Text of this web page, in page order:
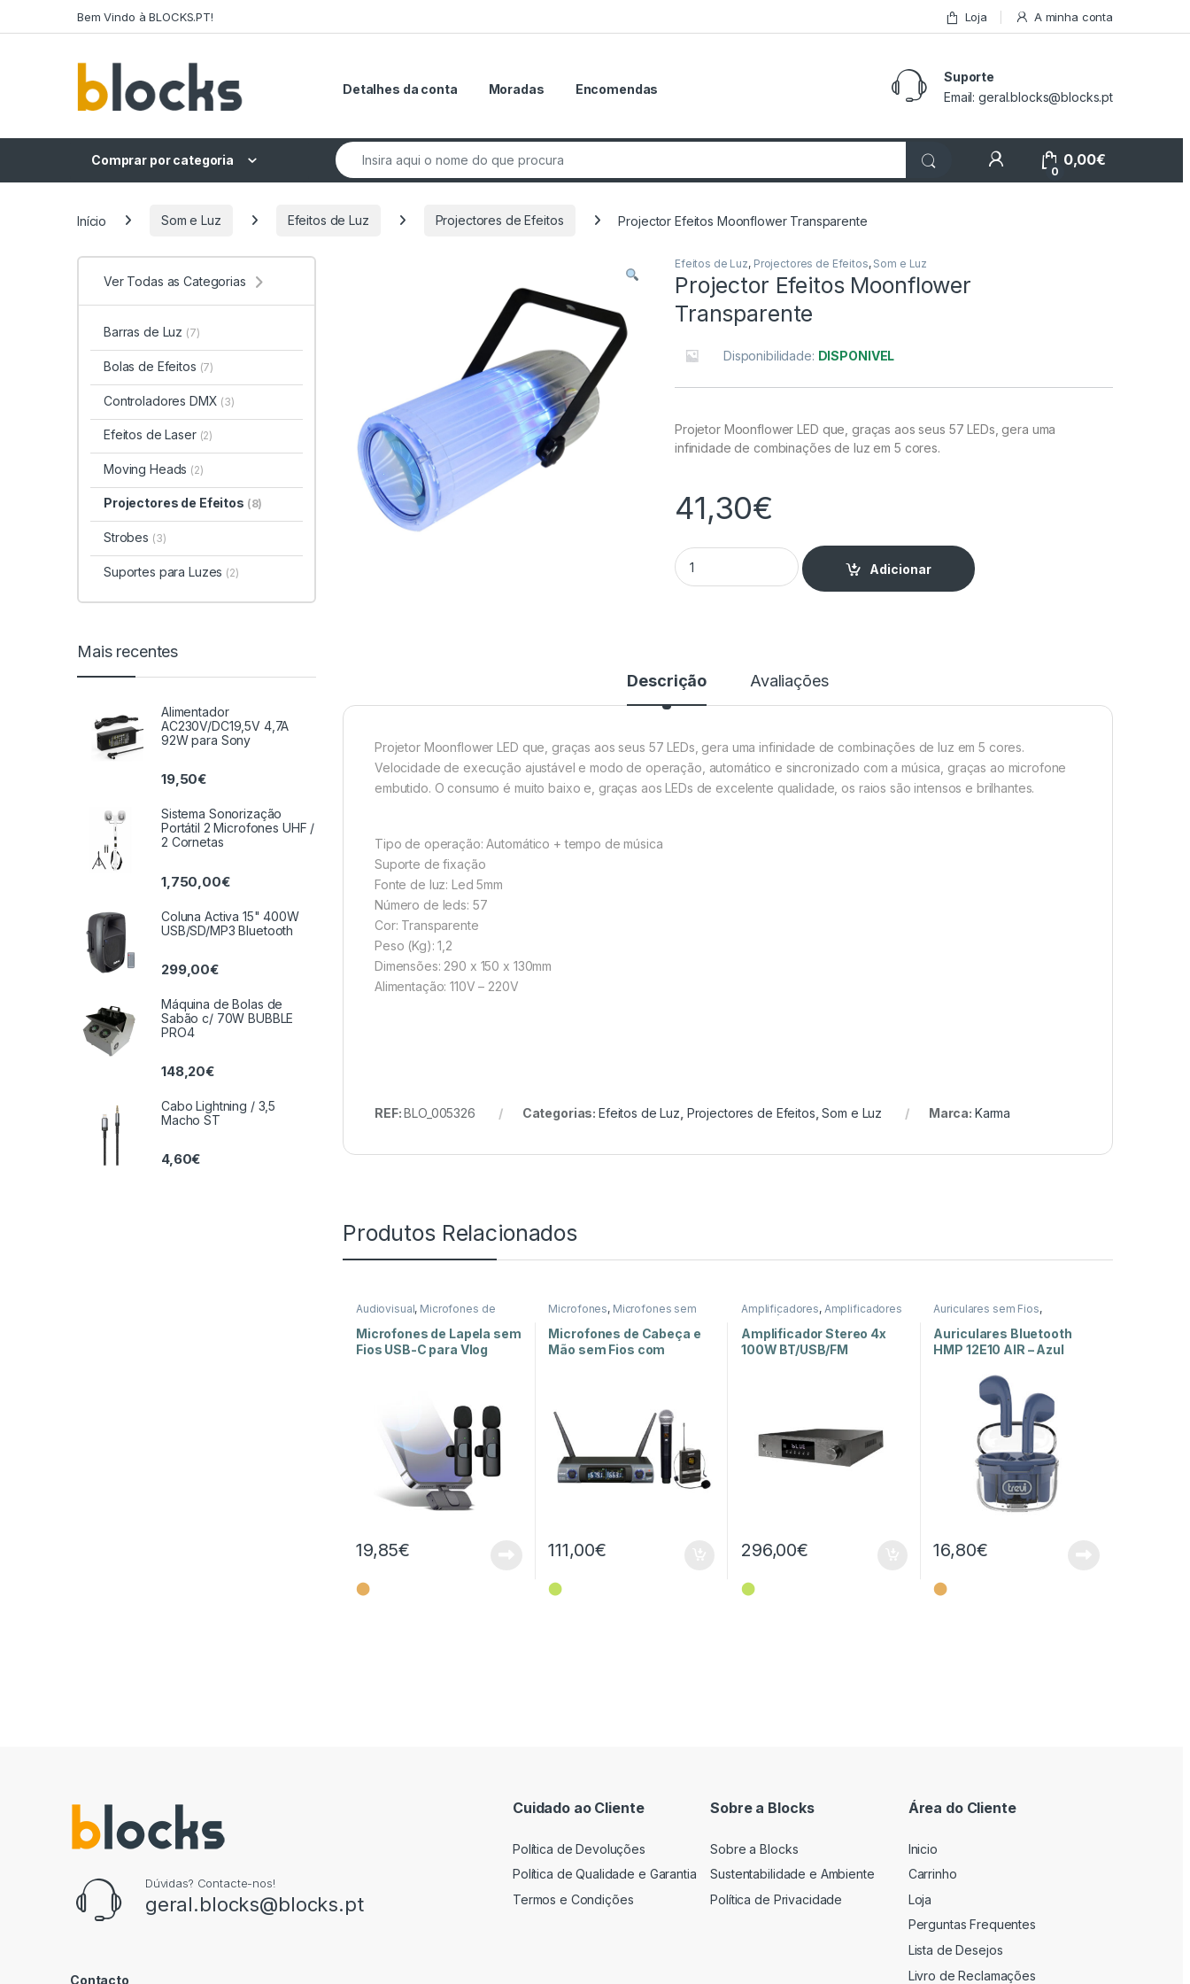
Bem Vindo à BLOCKS.PT! Loja A minha conta
Detalhes da conta Moradas Encomendas
Suporte
Email: geral.blocks@blocks.pt
Comprar por categoria
Search for:
My Account
0
0,00€
Início Som e Luz Efeitos de Luz Projectores de Efeitos Projector Efeitos Moonflower Transparente
Efeitos de Luz, Projectores de Efeitos, Som e Luz
Projector Efeitos Moonflower
Transparente
Disponibilidade: DISPONIVEL
Projetor Moonflower LED que, graças aos seus 57 LEDs, gera uma
infinidade de combinações de luz em 5 cores.
41,30€
Projector Efeitos Moonflower Transparente quantity
Adicionar
Descrição Avaliações
Projetor Moonflower LED que, graças aos seus 57 LEDs, gera uma infinidade de combinações de luz em 5 cores.
Velocidade de execução ajustável e modo de operação, automático e sincronizado com a música, graças ao microfone
embutido. O consumo é muito baixo e, graças aos LEDs de excelente qualidade, os raios são intensos e brilhantes.
Tipo de operação: Automático + tempo de música
Suporte de fixação
Fonte de luz: Led 5mm
Número de leds: 57
Cor: Transparente
Peso (Kg): 1,2
Dimensões: 290 x 150 x 130mm
Alimentação: 110V – 220V
REF:BLO_005326 Categorias: Efeitos de Luz Projectores de Efeitos ,Som e Luz Marca: Karma
Produtos Relacionados
Audiovisual, Microfones de
Microfones de Lapela sem
Fios USB-C para Vlog
19,85€
⬤
Microfones, Microfones sem
Microfones de Cabeça e
Mão sem Fios com
111,00€
⬤
Amplificadores, Amplificadores
de Potência
Som e Luz
Amplificador Stereo 4x
100W BT/USB/FM
296,00€
⬤
Auriculares sem Fios,
Som e Luz
Auriculares Bluetooth
HMP 12E10 AIR – Azul
16,80€
⬤
Ver Todas as Categorias
Barras de Luz (7)
Bolas de Efeitos (7)
Controladores DMX (3)
Efeitos de Laser (2)
Moving Heads (2)
Projectores de Efeitos (8)
Strobes (3)
Suportes para Luzes (2)
Mais recentes
Alimentador
AC230V/DC19,5V 4,7A
92W para Sony
19,50€
Sistema Sonorização
Portátil 2 Microfones UHF /
2 Cornetas
1,750,00€
Coluna Activa 15" 400W
USB/SD/MP3 Bluetooth
299,00€
Máquina de Bolas de
Sabão c/ 70W BUBBLE
PRO4
148,20€
Cabo Lightning / 3,5
Macho ST
4,60€
Dúvidas? Contacte-nos!
geral.blocks@blocks.pt
Contacto
Cuidado ao Cliente
Política de Devoluções
Política de Qualidade e Garantia
Termos e Condições
Sobre a Blocks
Sobre a Blocks
Sustentabilidade e Ambiente
Política de Privacidade
Área do Cliente
Inicio
Carrinho
Loja
Perguntas Frequentes
Lista de Desejos
Livro de Reclamações